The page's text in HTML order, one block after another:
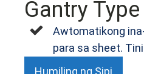
Gantry
Awtomatikong
para sa sheet.
Humiling ng Sipi